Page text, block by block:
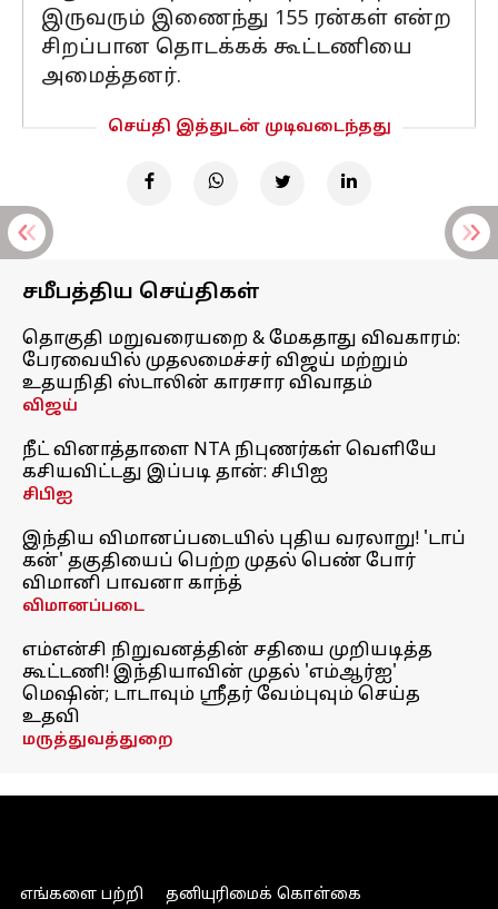
இருவரும் இணைந்து 155 ரன்கள் என்ற
சிறப்பான தொடக்கக் கூட்டணியை
அமைத்தனர்.
செய்தி இத்துடன் முடிவடைந்தது
சமீபத்திய செய்திகள்
தொகுதி மறுவரையறை & மேகதாது விவகாரம்:
பேரவையில் முதலமைச்சர் விஜய் மற்றும்
உதயநிதி ஸ்டாலின் காரசார விவாதம்
விஜய்
நீட் வினாத்தாளை NTA நிபுணர்கள் வெளியே
கசியவிட்டது இப்படி தான்: சிபிஐ
சிபிஐ
இந்திய விமானப்படையில் புதிய வரலாறு! 'டாப்
கன்' தகுதியைப் பெற்ற முதல் பெண் போர்
விமானி பாவனா காந்த்
விமானப்படை
எம்என்சி நிறுவனத்தின் சதியை முறியடித்த
கூட்டணி! இந்தியாவின் முதல் 'எம்ஆர்ஐ'
மெஷின்; டாடாவும் ஸ்ரீதர் வேம்புவும் செய்த
உதவி
மருத்துவத்துறை
எங்களை பற்றி தனியுரிமைக் கொள்கை